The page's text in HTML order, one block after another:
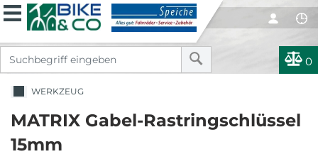
0
WERKZEUG
MATRIX Gabel-Rastringschlüssel
15mm